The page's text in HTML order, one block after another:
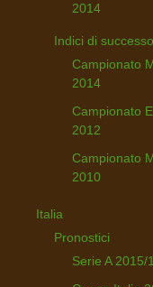
2014
Indici di successo
Campionato
2014
Campionato
2012
Campionato
2010
Italia
Pronostici
Serie A 2015/